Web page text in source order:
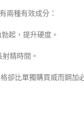
兩種有效成分：
起，提升硬度。
精時間。
卻比單獨購買威而鋼加